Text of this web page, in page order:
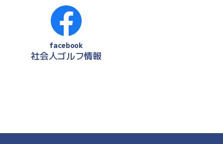
facebook
社会人ゴルフ情報